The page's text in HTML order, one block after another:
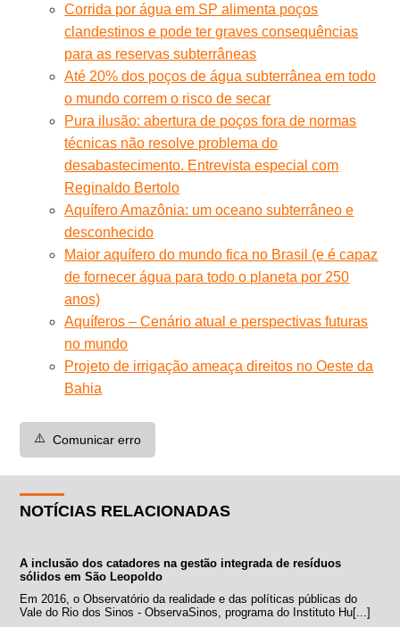
Corrida por água em SP alimenta poços
clandestinos e pode ter graves consequências
para as reservas subterrâneas
Até 20% dos poços de água subterrânea em todo
o mundo correm o risco de secar
Pura ilusão: abertura de poços fora de normas
técnicas não resolve problema do
desabastecimento. Entrevista especial com
Reginaldo Bertolo
Aquífero Amazônia: um oceano subterrâneo e
desconhecido
Maior aquífero do mundo fica no Brasil (e é capaz
de fornecer água para todo o planeta por 250
anos)
Aquíferos – Cenário atual e perspectivas futuras
no mundo
Projeto de irrigação ameaça direitos no Oeste da
Bahia
⚠️ Comunicar erro
NOTÍCIAS RELACIONADAS
A inclusão dos catadores na gestão integrada de resíduos
sólidos em São Leopoldo
Em 2016, o Observatório da realidade e das políticas públicas do
Vale do Rio dos Sinos - ObservaSinos, programa do Instituto Hu[...]